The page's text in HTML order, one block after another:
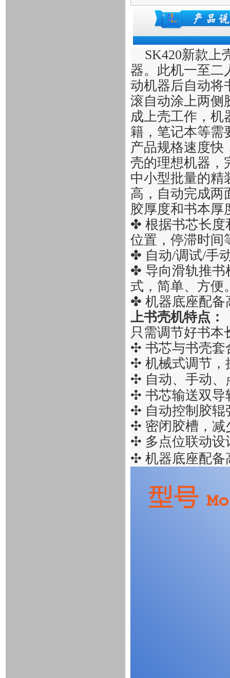
SK420新款上
器。此机一至二
动机器后自动将
滚自动涂上两侧
成上壳工作，机
籍，笔记本等需
产品规格速度快
壳的理想机器，
中小型批量的精
高，自动完成两
胶厚度和书本厚
✤ 根据书芯长度
位置，停滞时间
✤ 自动/调试/手
✤ 导向滑轨推
式，简单、方便
✤ 机器底座配备
上书壳机特点：
只需调节好书
✣ 书芯与书壳套
✣ 机械式调节
✣ 自动、手动
✣ 书芯输送双导
✣ 自动控制胶
✣ 密闭胶槽，
✣ 多点位联动
✣ 机器底座配备